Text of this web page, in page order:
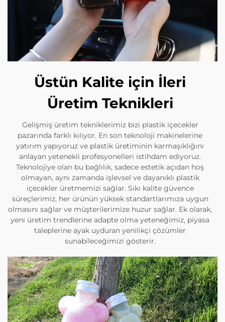
Üstün Kalite için İleri
Üretim Teknikleri
Gelişmiş üretim tekniklerimiz bizi plastik içecekler
pazarında farklı kılıyor. En son teknoloji makinelerine
yatırım yapıyoruz ve plastik üretiminin karmaşıklığını
anlayan yetenekli profesyonelleri istihdam ediyoruz.
Teknolojiye olan bu bağlılık, sadece estetik açıdan hoş
olmayan, aynı zamanda işlevsel ve dayanıklı plastik
içecekler üretmemizi sağlar. Sıkı kalite güvence
süreçlerimiz, her ürünün yüksek standartlarımıza uygun
olmasını sağlar ve müşterilerimize huzur sağlar. Ek olarak,
yeni üretim trendlerine adapte olma yeteneğimiz, piyasa
taleplerine ayak uyduran yenilikçi çözümler
sunabileceğimizi gösterir.